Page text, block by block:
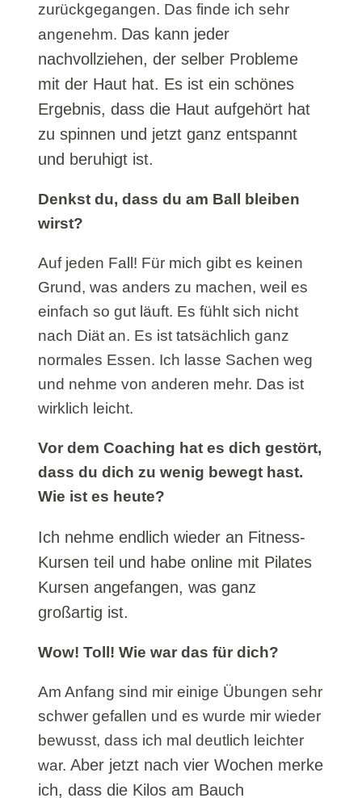
zurückgegangen. Das finde ich sehr
angenehm. Das kann jeder
nachvollziehen, der selber Probleme
mit der Haut hat. Es ist ein schönes
Ergebnis, dass die Haut aufgehört hat
zu spinnen und jetzt ganz entspannt
und beruhigt ist.
Denkst du, dass du am Ball bleiben
wirst?
Auf jeden Fall! Für mich gibt es keinen
Grund, was anders zu machen, weil es
einfach so gut läuft. Es fühlt sich nicht
nach Diät an. Es ist tatsächlich ganz
normales Essen. Ich lasse Sachen weg
und nehme von anderen mehr. Das ist
wirklich leicht.
Vor dem Coaching hat es dich gestört,
dass du dich zu wenig bewegt hast.
Wie ist es heute?
Ich nehme endlich wieder an Fitness-
Kursen teil und habe online mit Pilates
Kursen angefangen, was ganz
großartig ist.
Wow! Toll! Wie war das für dich?
Am Anfang sind mir einige Übungen sehr
schwer gefallen und es wurde mir wieder
bewusst, dass ich mal deutlich leichter
war.Aber jetzt nach vier Wochen merke
ich, dass die Kilos am Bauch